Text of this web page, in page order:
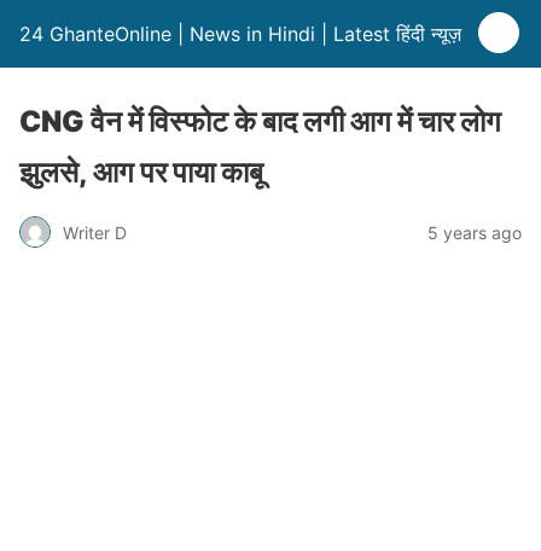
24 GhanteOnline | News in Hindi | Latest हिंदी न्यूज़
CNG वैन में विस्फोट के बाद लगी आग में चार लोग
झुलसे, आग पर पाया काबू
Writer D 5 years ago